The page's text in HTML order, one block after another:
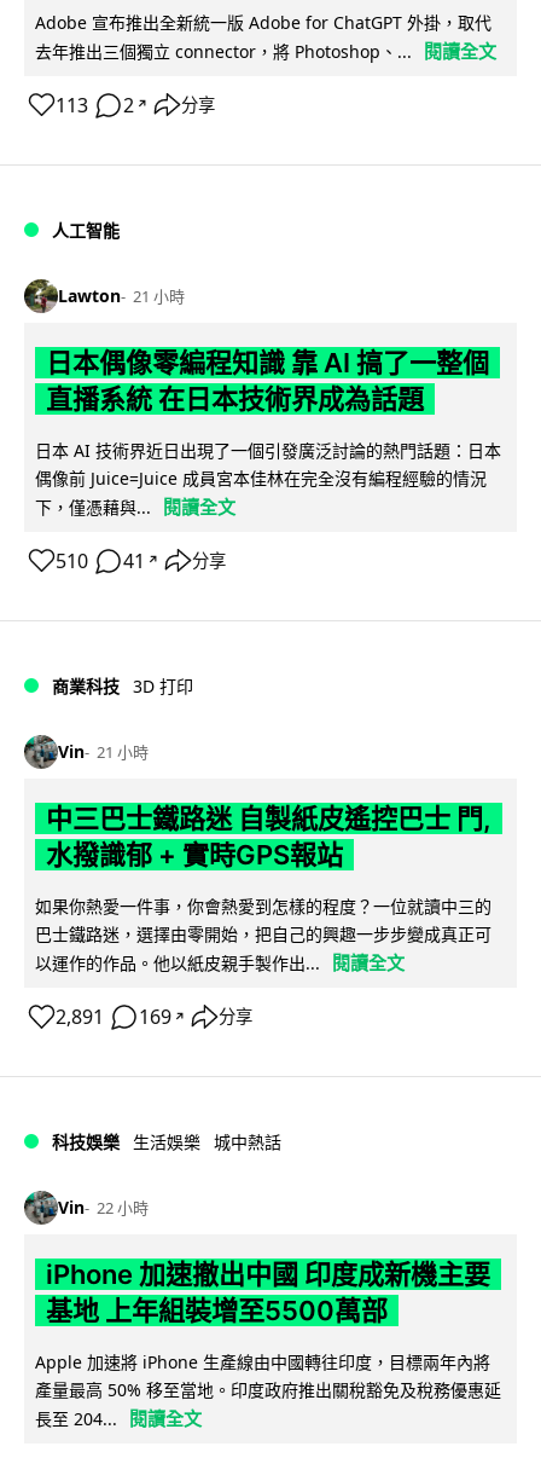
Adobe 宣布推出全新統一版 Adobe for ChatGPT 外掛，取代
去年推出三個獨立 connector，將 Photoshop、...
閱讀全文
113 2 ↗ 分享
人工智能
Lawton 21 小時
日本偶像零編程知識 靠 AI 搞了一整個
直播系統 在日本技術界成為話題
日本 AI 技術界近日出現了一個引發廣泛討論的熱門話題：日本
偶像前 Juice=Juice 成員宮本佳林在完全沒有編程經驗的情況
下，僅憑藉與...
閱讀全文
510 41 ↗ 分享
商業科技 3D 打印
Vin 21 小時
中三巴士鐵路迷 自製紙皮遙控巴士 門,
水撥識郁 + 實時GPS報站
如果你熱愛一件事，你會熱愛到怎樣的程度？一位就讀中三的
巴士鐵路迷，選擇由零開始，把自己的興趣一步步變成真正可
以運作的作品。他以紙皮親手製作出...
閱讀全文
2,891 169 ↗ 分享
科技娛樂 生活娛樂 城中熱話
Vin 22 小時
iPhone 加速撤出中國 印度成新機主要
基地 上年組裝增至5500萬部
Apple 加速將 iPhone 生產線由中國轉往印度，目標兩年內將
產量最高 50% 移至當地。印度政府推出關稅豁免及稅務優惠延
長至 204...
閱讀全文